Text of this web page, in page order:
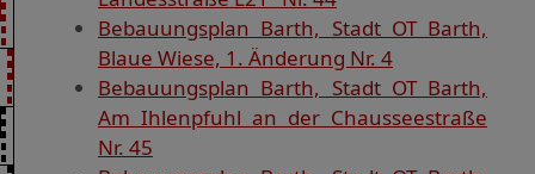
Bebauungsplan Barth, Stadt OT Barth,
Blaue Wiese, 1. Änderung Nr. 4
Bebauungsplan Barth, Stadt OT Barth,
Am Ihlenpfuhl an der Chausseestraße
Nr. 45